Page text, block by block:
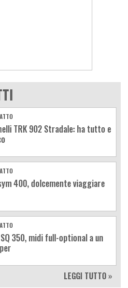
TRK 902 Stradale: ha tutto e
400, dolcemente viaggiare
350, midi full-optional a un
LEGGI TUTTO »